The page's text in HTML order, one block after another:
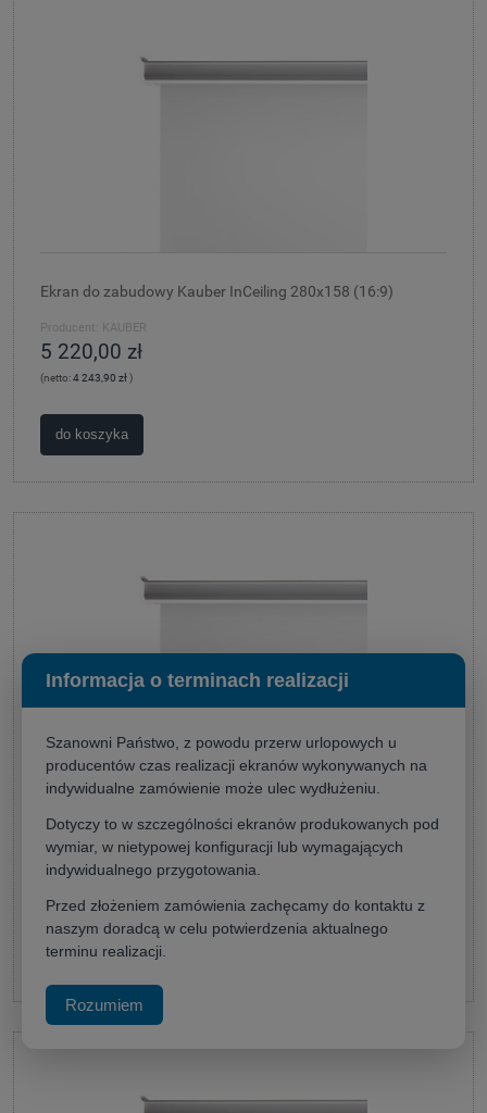
Ekran do zabudowy Kauber InCeiling 280x158 (16:9)
Producent: KAUBER
5 220,00 zł
(netto:4 243,90 zł)
do koszyka
Producent: KAUBER
6 150,00 zł
do koszyka
Informacja o terminach realizacji
Szanowni Państwo, z powodu przerw urlopowych u
producentów czas realizacji ekranów wykonywanych na
indywidualne zamówienie może ulec wydłużeniu.
Dotyczy to w szczególności ekranów produkowanych pod
wymiar, w nietypowej konfiguracji lub wymagających
indywidualnego przygotowania.
Przed złożeniem zamówienia zachęcamy do kontaktu z
naszym doradcą w celu potwierdzenia aktualnego
terminu realizacji.
Rozumiem